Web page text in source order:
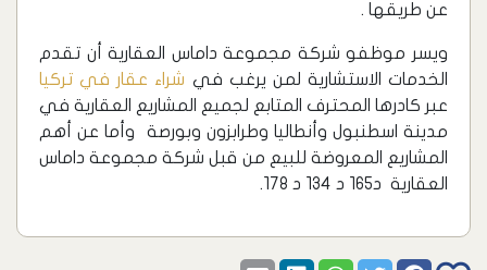
عن طريقها .
ويسر موظفو شركة مجموعة داماس العقارية أن تقدم
الخدمات الاستشارية لمن يرغب في شراء عقار في تركيا
عبر كادرها المحترف المتابع لجميع المشاريع العقارية في
مدينة اسطنبول وأنطاليا وطرابزون وبورصة وأما عن أهم
المشاريع المعروضة للبيع من قبل شركة مجموعة داماس
العقارية د165 د 134 د 178.